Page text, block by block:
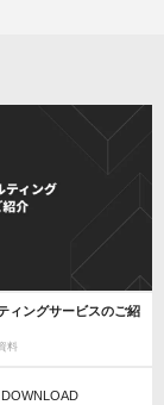
ィングサービスのご紹
料
DOWNLOAD